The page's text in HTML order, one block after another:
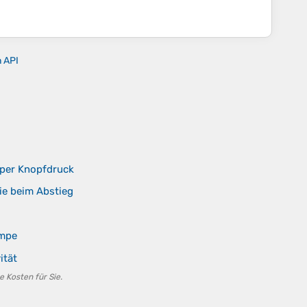
API
Knopfdruck
beim Abstieg
Kosten für Sie.